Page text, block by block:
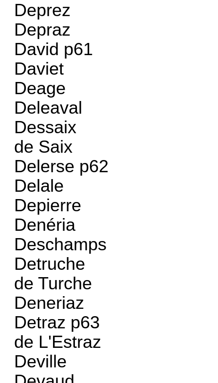
Deprez
Depraz
David p61
Daviet
Deage
Deleaval
Dessaix
de Saix
Delerse p62
Delale
Depierre
Denéria
Deschamps
Detruche
de Turche
Deneriaz
Detraz p63
de L'Estraz
Deville